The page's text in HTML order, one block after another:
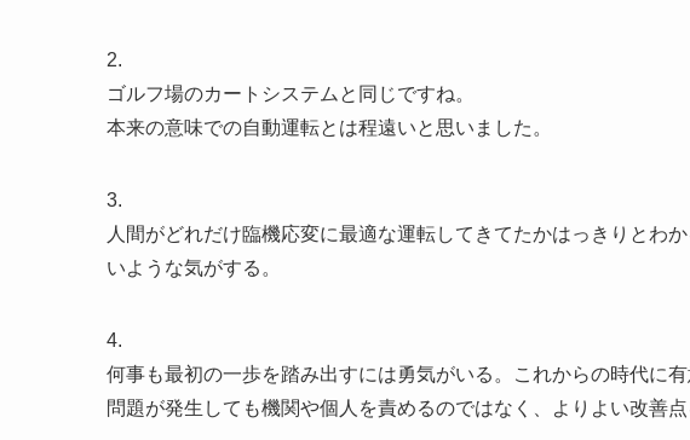
2.
ゴルフ場のカートシステムと同じですね。
本来の意味での自動運転とは程遠いと思いました。
3.
人間がどれだけ臨機応変に最適な運転してきてたかはっきりとわ
いような気がする。
4.
何事も最初の一歩を踏み出すには勇気がいる。これからの時代に
問題が発生しても機関や個人を責めるのではなく、よりよい改善